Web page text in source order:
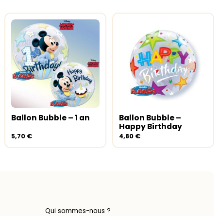
Ajouter au panier
Ballon Bubble – 1 an
5,70 €
Ajouter au panier
Ballon Bubble –
Happy Birthday
4,80 €
Qui sommes-nous ?